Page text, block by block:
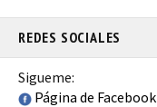
REDES SOCIALES
Sigueme:
Página de Facebook